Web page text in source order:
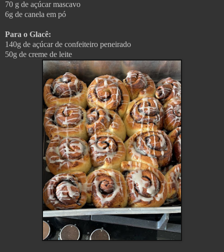
70 g de açúcar mascavo
6g de canela em pó
Para o Glacê:
140g de açúcar de confeiteiro peneirado
50g de creme de leite